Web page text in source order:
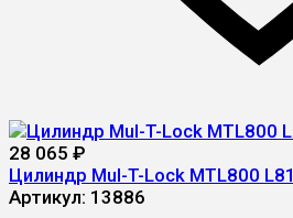
28 065 ₽
Цилиндр Mul-T-Lock MTL800 L81
Артикул: 13886